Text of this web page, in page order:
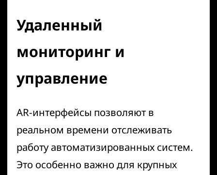
Удаленный
мониторинг и
управление
AR-интерфейсы позволяют в
реальном времени отслеживать
работу автоматизированных систем.
Это особенно важно для крупных